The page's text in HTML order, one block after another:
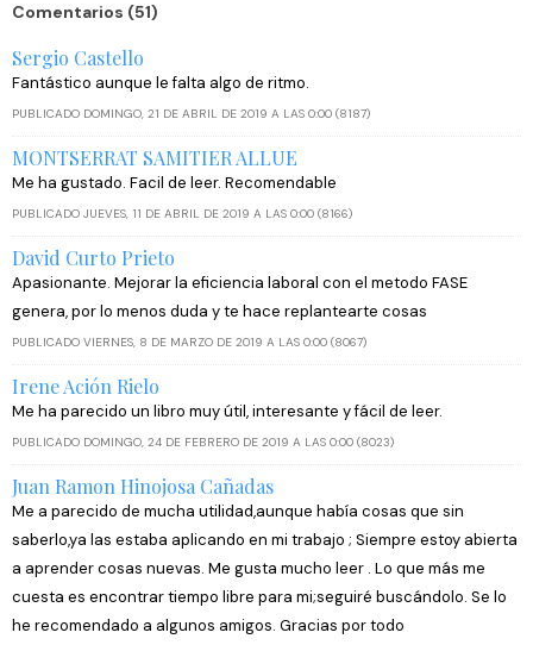
Comentarios (51)
Sergio Castello
Fantástico aunque le falta algo de ritmo.
PUBLICADO DOMINGO, 21 DE ABRIL DE 2019 A LAS 0:00 (8187)
MONTSERRAT SAMITIER ALLUE
Me ha gustado. Facil de leer. Recomendable
PUBLICADO JUEVES, 11 DE ABRIL DE 2019 A LAS 0:00 (8166)
David Curto Prieto
Apasionante. Mejorar la eficiencia laboral con el metodo FASE
genera, por lo menos duda y te hace replantearte cosas
PUBLICADO VIERNES, 8 DE MARZO DE 2019 A LAS 0:00 (8067)
Irene Ación Rielo
Me ha parecido un libro muy útil, interesante y fácil de leer.
PUBLICADO DOMINGO, 24 DE FEBRERO DE 2019 A LAS 0:00 (8023)
Juan Ramon Hinojosa Cañadas
Me a parecido de mucha utilidad,aunque había cosas que sin
saberlo,ya las estaba aplicando en mi trabajo ; Siempre estoy abierta
a aprender cosas nuevas. Me gusta mucho leer . Lo que más me
cuesta es encontrar tiempo libre para mi;seguiré buscándolo. Se lo
he recomendado a algunos amigos. Gracias por todo